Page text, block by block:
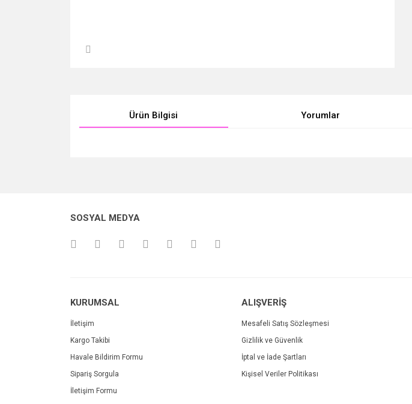
Ürün Bilgisi Yorumlar
Ürün açıklamasında eksik bilgiler bulunuyor.
SOSYAL MEDYA
KURUMSAL
İletişim
Kargo Takibi
Havale Bildirim Formu
Sipariş Sorgula
İletişim Formu
ALIŞVERİŞ
Mesafeli Satış Sözleşmesi
Gizlilik ve Güvenlik
İptal ve İade Şartları
Kişisel Veriler Politikası